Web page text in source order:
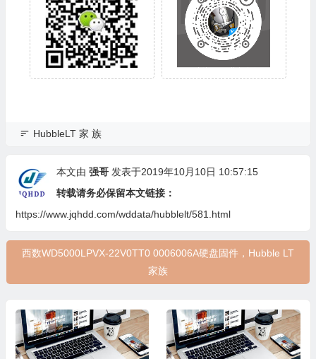
HubbleLT 家 族
本文由 强哥 发表于2019年10月10日 10:57:15
转载请务必保留本文链接：
https://www.jqhdd.com/wddata/hubblelt/581.html
西数WD5000LPVX-22V0TT0 0006006A硬盘固件，Hubble LT
家族